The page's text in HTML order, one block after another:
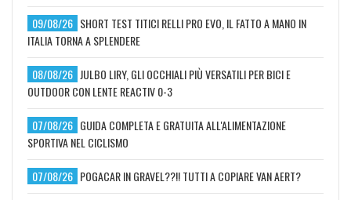
09/08/26 SHORT TEST TITICI RELLI PRO EVO, IL FATTO A MANO IN
ITALIA TORNA A SPLENDERE
08/08/26 JULBO LIRY, GLI OCCHIALI PIÙ VERSATILI PER BICI E
OUTDOOR CON LENTE REACTIV 0-3
07/08/26 GUIDA COMPLETA E GRATUITA ALL'ALIMENTAZIONE
SPORTIVA NEL CICLISMO
07/08/26 POGACAR IN GRAVEL??!! TUTTI A COPIARE VAN AERT?